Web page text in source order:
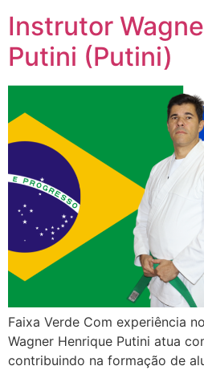
Instrutor
Putini (Putini)
Faixa Verde Com experiência
Wagner Henrique Putini atua
contribuindo na formação de